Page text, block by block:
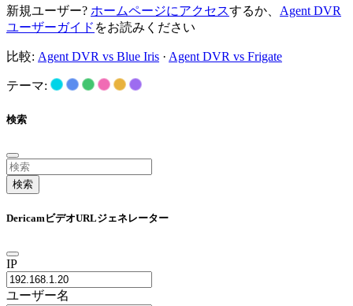
新規ユーザー? ホームページにアクセスするか、 Agent DVR
ユーザーガイド をお読みください
比較: Agent DVR vs Blue Iris · Agent DVR vs Frigate
テーマ:
検索
検索
DericamビデオURLジェネレーター
IP
ユーザー名